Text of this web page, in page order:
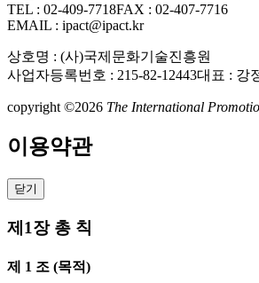
TEL : 02-409-7718FAX : 02-407-7716
EMAIL : ipact@ipact.kr
상호명 : (사)국제문화기술진흥원
사업자등록번호 : 215-82-12443대표 : 강
copyright ©2026 The International
이용약관
닫기
제1장 총 칙
제 1 조 (목적)